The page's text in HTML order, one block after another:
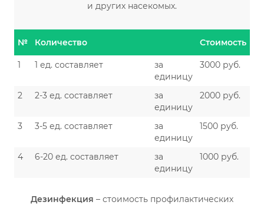
и других насекомых.
№ Количество Стоимость
1 1 ед. составляет
за
единицу
3000 руб.
2 2-3 ед. составляет
за
единицу
2000 руб.
3 3-5 ед. составляет
за
единицу
1500 руб.
4 6-20 ед. составляет
за
единицу
1000 руб.
Дезинфекция – стоимость профилактических